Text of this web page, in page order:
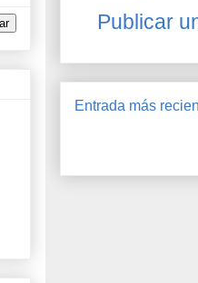
Publicar
Entrada más